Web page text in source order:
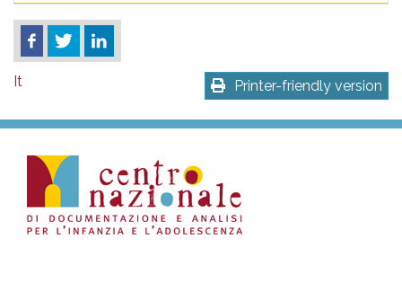
Printer-friendly version
It